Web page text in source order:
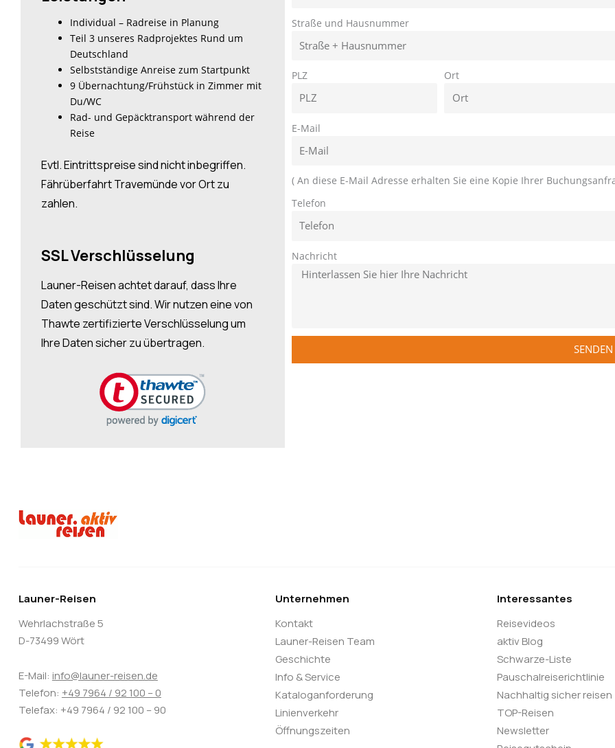
Straße und Hausnummer
PLZ Ort
E-Mail
( An diese E-Mail Adresse erhalten Sie eine Kopie Ihrer
Telefon
Nachricht
SENDEN
Individual – Radreise in Planung
Teil 3 unseres Radprojektes Rund um
Deutschland
Selbstständige Anreise zum Startpunkt
9 Übernachtung/Frühstück in Zimmer mit
Du/WC
Rad- und Gepäcktransport während der
Reise
Evtl. Eintrittspreise sind nicht inbegriffen.
Fährüberfahrt Travemünde vor Ort zu
zahlen.
SSL Verschlüsselung
Launer-Reisen achtet darauf, dass Ihre
Daten geschützt sind. Wir nutzen eine von
Thawte zertifizierte Verschlüsselung um
Ihre Daten sicher zu übertragen.
Launer-Reisen
Wehrlachstraße 5
D-73499 Wört
E-Mail: info@launer-reisen.de
Telefon: +49 7964 / 92 100 – 0
Telefax: +49 7964 / 92 100 – 90
Unternehmen
Kontakt
Launer-Reisen Team
Geschichte
Info & Service
Kataloganforderung
Linienverkehr
Öffnungszeiten
Interessantes
Reisevideos
aktiv Blog
Schwarze-Liste
Pauschalreiserichtlinie
Nachhaltig sicher reisen
TOP-Reisen
Newsletter